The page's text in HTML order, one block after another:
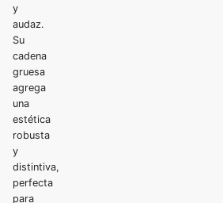
y
audaz.
Su
cadena
gruesa
agrega
una
estética
robusta
y
distintiva,
perfecta
para